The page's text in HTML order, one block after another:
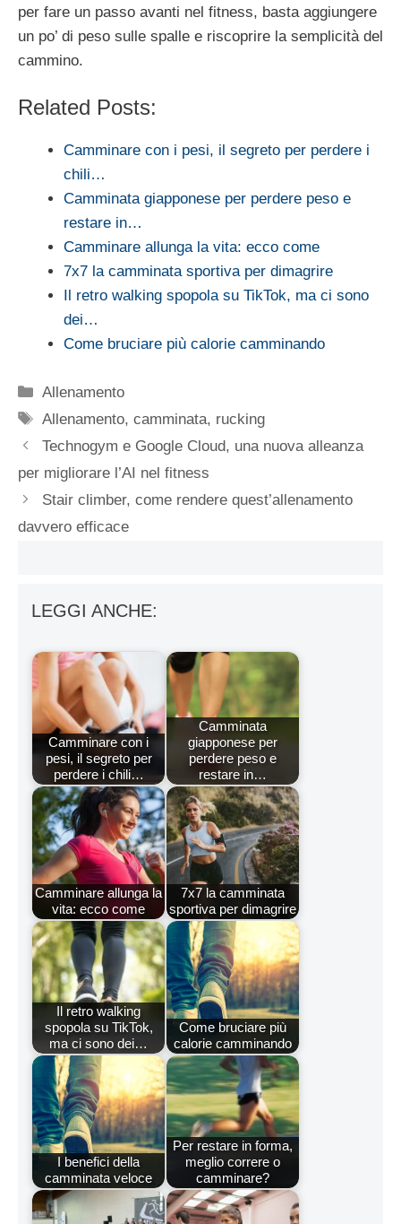
per fare un passo avanti nel fitness, basta aggiungere
un po’ di peso sulle spalle e riscoprire la semplicità del
cammino.
Related Posts:
Camminare con i pesi, il segreto per perdere i
chili…
Camminata giapponese per perdere peso e
restare in…
Camminare allunga la vita: ecco come
7x7 la camminata sportiva per dimagrire
Il retro walking spopola su TikTok, ma ci sono
dei…
Come bruciare più calorie camminando
Categorie
Allenamento
Tag
Allenamento,camminata, rucking
Technogym e Google Cloud, una nuova alleanza
per migliorare l’AI nel fitness
Stair climber, come rendere quest’allenamento
davvero efficace
LEGGI ANCHE:
Camminare con i
pesi, il segreto per
perdere i chili…
Camminata
giapponese per
perdere peso e
restare in…
Camminare allunga la
vita: ecco come
7x7 la camminata
sportiva per dimagrire
Il retro walking
spopola su TikTok,
ma ci sono dei…
Come bruciare più
calorie camminando
I benefici della
camminata veloce
Per restare in forma,
meglio correre o
camminare?